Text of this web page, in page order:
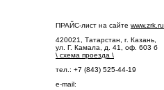
ПРАЙС-лист на сайте www.zrk.ru
420021, Татарстан, г. Казань,
ул. Г. Камала, д. 41, оф. 603 б
\ схема проезда \
тел.: +7 (843) 525-44-19
e-mail: